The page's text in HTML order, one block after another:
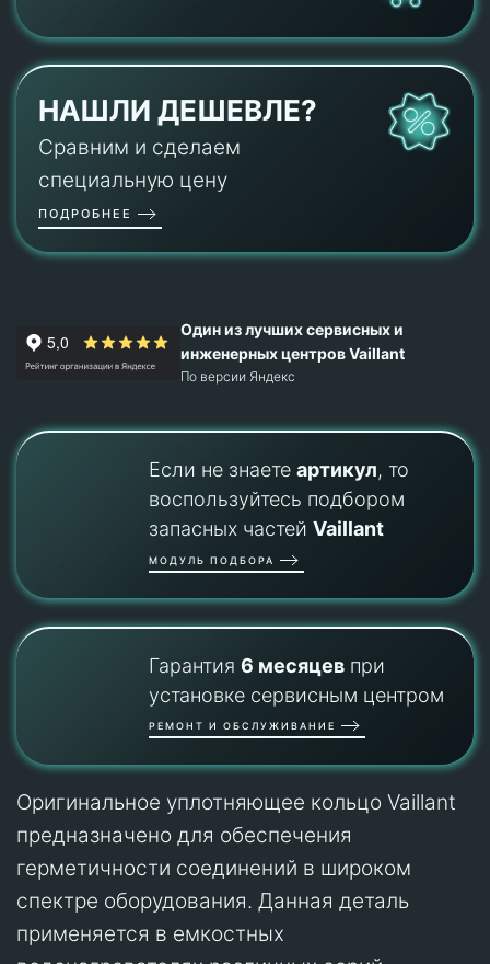
НАШЛИ ДЕШЕВЛЕ?
Сравним и сделаем
специальную цену
ПОДРОБНЕЕ
Один из лучших сервисных и
инженерных центров Vaillant
По версии Яндекс
Если не знаете артикул, то
воспользуйтесь подбором
запасных частей Vaillant
МОДУЛЬ ПОДБОРА
Гарантия 6 месяцевпри
установке сервисным центром
РЕМОНТ И ОБСЛУЖИВАНИЕ
Оригинальное уплотняющее кольцо Vaillant
предназначено для обеспечения
герметичности соединений в широком
спектре оборудования. Данная деталь
применяется в емкостных